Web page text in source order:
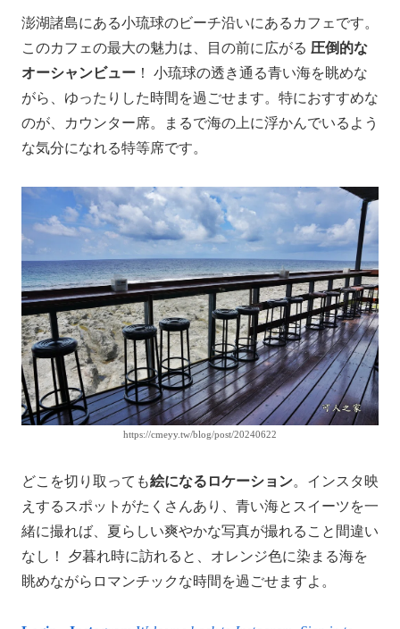
澎湖諸島にある小琉球のビーチ沿いにあるカフェです。
このカフェの最大の魅力は、目の前に広がる 圧倒的な
オーシャンビュー ！ 小琉球の透き通る青い海を眺めな
がら、ゆったりした時間を過ごせます。特におすすめな
のが、カウンター席。まるで海の上に浮かんでいるよう
な気分になれる特等席です。
https://cmeyy.tw/blog/post/20240622
どこを切り取っても絵になるロケーション。インスタ映
えするスポットがたくさんあり、青い海とスイーツを一
緒に撮れば、夏らしい爽やかな写真が撮れること間違い
なし！ 夕暮れ時に訪れると、オレンジ色に染まる海を
眺めながらロマンチックな時間を過ごせますよ。